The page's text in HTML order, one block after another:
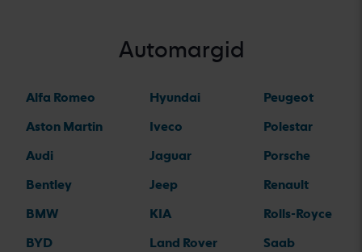
Automargid
Alfa Romeo
Aston Martin
Audi
Bentley
BMW
BYD
Hyundai
Iveco
Jaguar
Jeep
KIA
Land Rover
Peugeot
Polestar
Porsche
Renault
Rolls-Royce
Saab